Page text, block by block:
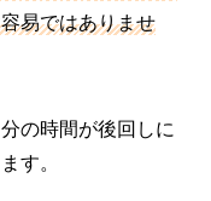
易ではありませ
の時間が後回しに
す。